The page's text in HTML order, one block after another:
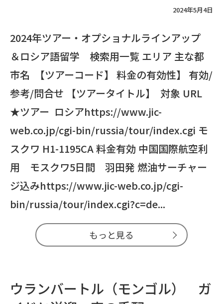
2024年5月4日
2024年ツアー・オプショナルラインアップ
＆ロシア語留学 検索用一覧 エリア 主な都
市名 【ツアーコード】 料金の有効性】 有効/
参考/問合せ 【ツアータイトル】 対象 URL
★ツアー ロシアhttps://www.jic-
web.co.jp/cgi-bin/russia/tour/index.cgi モ
スクワ H1-1195CA 料金有効 中国国際航空利
用 モスクワ5日間 羽田発 燃油サーチャー
ジ込みhttps://www.jic-web.co.jp/cgi-
bin/russia/tour/index.cgi?c=de...
もっと見る
ウランバートル（モンゴル） ガ